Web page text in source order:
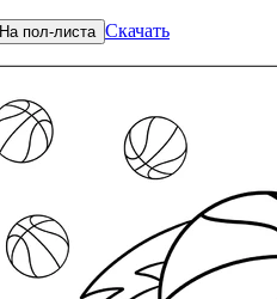
На пол-листа Скачать